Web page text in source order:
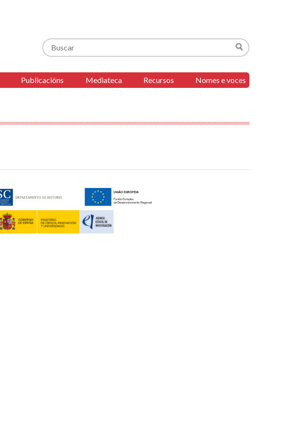
Buscar
Buscar
Publicacións Mediateca Recursos Nomes e voces